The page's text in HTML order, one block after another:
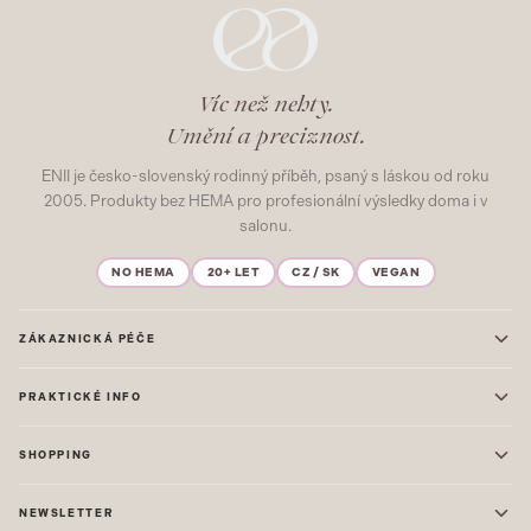
Víc než nehty.
Umění a preciznost.
ENII je česko-slovenský rodinný příběh, psaný s láskou od roku
2005. Produkty bez HEMA pro profesionální výsledky doma i v
salonu.
NO HEMA 20+ LET CZ / SK VEGAN
ZÁKAZNICKÁ PÉČE
Časté dotazy
Mapa stránek
PRAKTICKÉ INFO
Prodejna: Uherské Hradiště
Ochrana osobních údajů
SHOPPING
GEL LAKY
NEWSLETTER